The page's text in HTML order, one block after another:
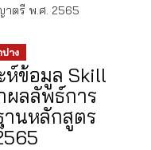
ตรี พ.ศ. 2565
าง
ห์ข้อมูล Skill
ผลลัพธ์การ
านหลักสูตร